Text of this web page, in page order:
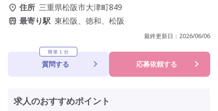
住所 三重県松阪市大津町849
最寄り駅 東松阪、徳和、松阪
最終更新日： 2026/06/06
簡単１分
質問する 応募依頼する
求人のおすすめポイント